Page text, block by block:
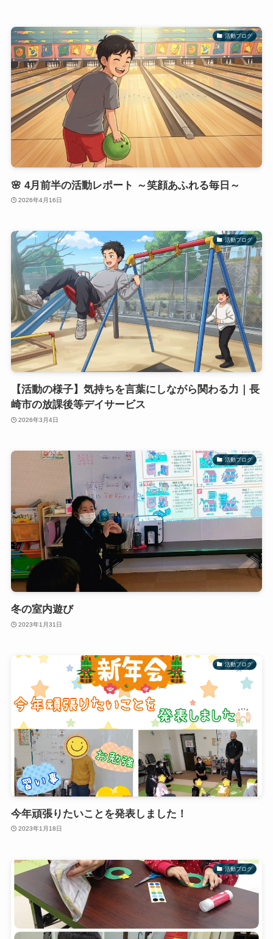
活動ブログ
🌸 4月前半の活動レポート ～笑顔あふれる毎日～
2026年4月16日
活動ブログ
【活動の様子】気持ちを言葉にしながら関わる力｜長
崎市の放課後等デイサービス
2026年3月4日
活動ブログ
冬の室内遊び
2023年1月31日
活動ブログ
今年頑張りたいことを発表しました！
2023年1月18日
活動ブログ